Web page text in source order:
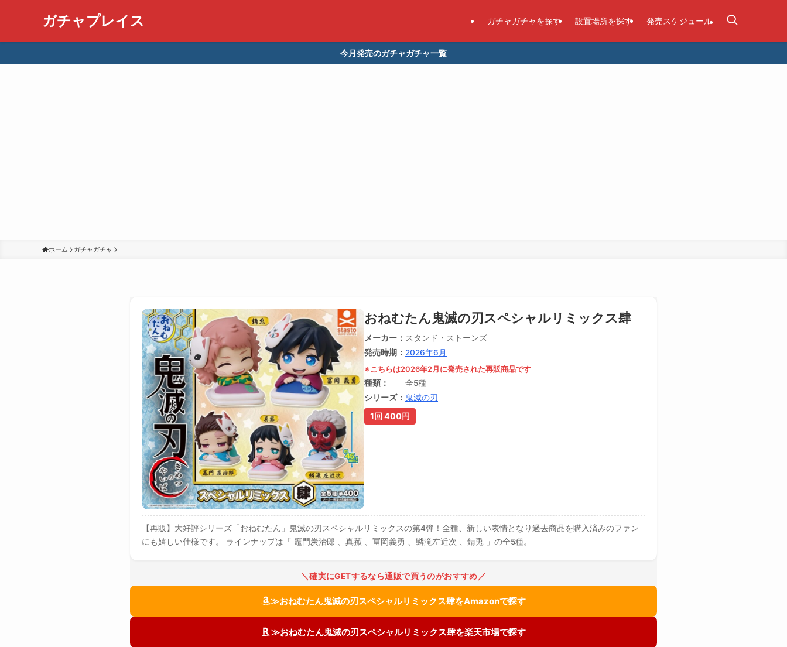
ガチャプレイス ガチャガチャを探す 設置場所を探す 発売スケジュール
今月発売のガチャガチャ一覧
ホーム ガチャガチャ
おねむたん鬼滅の刃スペシャルリミックス肆
メーカー
スタンド・ストーンズ
発売時期
2026年6月
※こちらは2026年2月に発売された再販商品です
種類
全5種
シリーズ
鬼滅の刃
1回 400円
【再販】大好評シリーズ「おねむたん」鬼滅の刃スペシャルリミックスの第4弾！全種、新しい表情となり過去商品を購入済みのファン
にも嬉しい仕様です。 ラインナップは「 竈門炭治郎 、真菰 、冨岡義勇 、鱗滝左近次 、錆兎 」の全5種。
＼確実にGETするなら通販で買うのがおすすめ／
≫おねむたん鬼滅の刃スペシャルリミックス肆をAmazonで探す
≫おねむたん鬼滅の刃スペシャルリミックス肆を楽天市場で探す